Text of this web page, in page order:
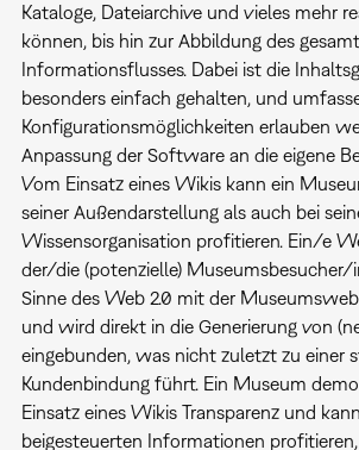
Kataloge, Dateiarchive und vieles mehr
können, bis hin zur Abbildung des
Informationsflusses. Dabei ist die
besonders einfach gehalten, und
Konfigurationsmöglichkeiten erlauben
Anpassung der Software an die eigene
Vom Einsatz eines Wikis kann ein
seiner Außendarstellung als auch bei
Wissensorganisation profitieren. Ein/e
der/die (potenzielle) Museumsbesucher/
Sinne des Web 2.0 mit der
und wird direkt in die Generierung von
eingebunden, was nicht zuletzt zu einer
Kundenbindung führt. Ein Museum
Einsatz eines Wikis Transparenz und
beigesteuerten Informationen